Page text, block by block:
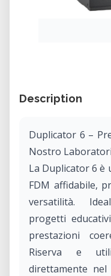
Description
Duplicator 6 –
Nostro
La Duplicator 6 è
FDM affidabile,
versatilità.
progetti
prestazioni
Riserva e
direttamente